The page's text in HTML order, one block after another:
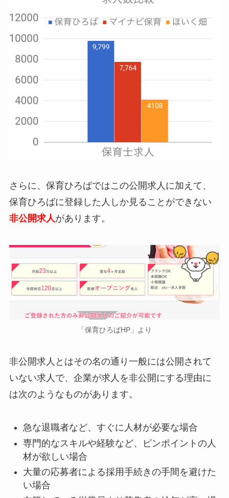
さらに、保育ひろばではこの公開求人に加えて、
保育ひろばに登録した人しか見ることができない
非公開求人があります。
「保育ひろばHP」より
非公開求人とはその名の通り一般には公開されて
いない求人で、企業が求人を非公開にする理由に
は次のようなものがあります。
急な退職者など、すぐに人材が必要な場合
専門的なスキルや経験など、ピンポイントの人
材が欲しい場合
大量の応募者による採用手続きの手間を避けた
い場合